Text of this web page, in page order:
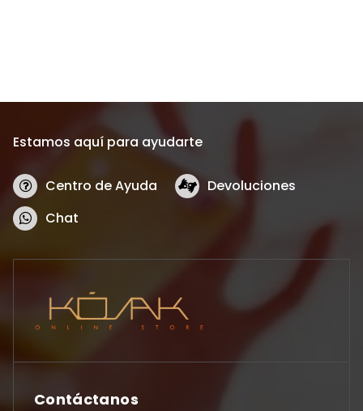
Estamos aquí para ayudarte
Centro de Ayuda
Devoluciones
Chat
Contáctanos